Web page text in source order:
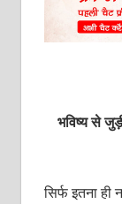
भविष्य से
सिर्फ इतना